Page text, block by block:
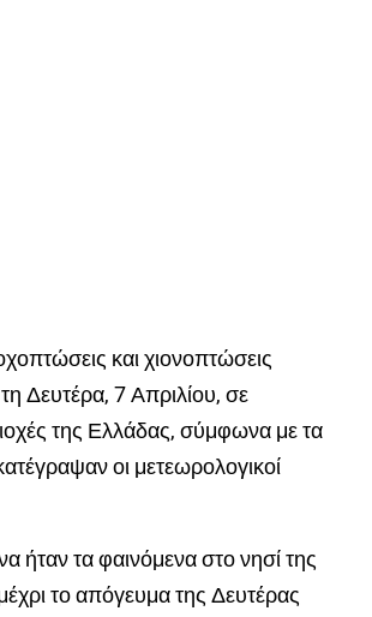
και χιονοπτώσεις
Δευτέρα, 7 Απριλίου, σε
της Ελλάδας, σύμφωνα με τα
οι μετεωρολογικοί
ήταν τα φαινόμενα στο νησί της
το απόγευμα της Δευτέρας